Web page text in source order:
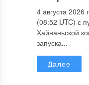
4 августа 2026
(08:52 UTC) с
Хайнаньской
запуска...
Далее